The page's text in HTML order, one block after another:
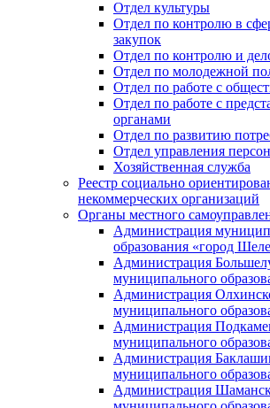
Отдел культуры
Отдел по контролю в
закупок
Отдел по контролю и
Отдел по молодежной
Отдел по работе с
Отдел по работе с
органами
Отдел по развитию
Отдел управления
Хозяйственная служба
Реестр социально
некоммерческих организаций
Органы местного
Администрация
образования «город
Администрация
муниципального
Администрация
муниципального
Администрация
муниципального
Администрация
муниципального
Администрация